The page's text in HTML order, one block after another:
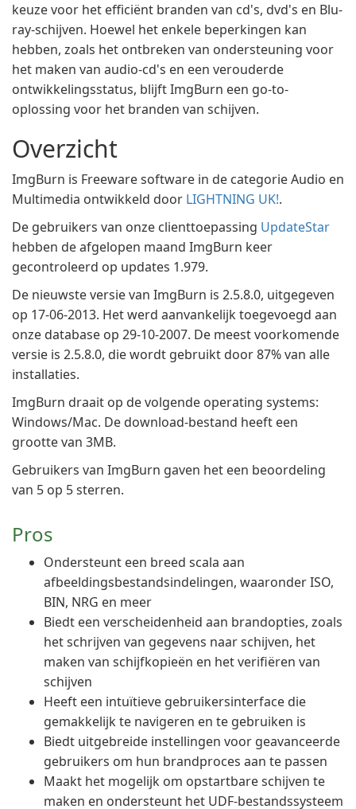
keuze voor het efficiënt branden van cd's, dvd's en Blu-
ray-schijven. Hoewel het enkele beperkingen kan
hebben, zoals het ontbreken van ondersteuning voor
het maken van audio-cd's en een verouderde
ontwikkelingsstatus, blijft ImgBurn een go-to-
oplossing voor het branden van schijven.
Overzicht
ImgBurn is Freeware software in de categorie Audio en
Multimedia ontwikkeld door LIGHTNING UK!.
De gebruikers van onze clienttoepassing UpdateStar
hebben de afgelopen maand ImgBurn keer
gecontroleerd op updates 1.979.
De nieuwste versie van ImgBurn is 2.5.8.0, uitgegeven
op 17-06-2013. Het werd aanvankelijk toegevoegd aan
onze database op 29-10-2007. De meest voorkomende
versie is 2.5.8.0, die wordt gebruikt door 87% van alle
installaties.
ImgBurn draait op de volgende operating systems:
Windows/Mac. De download-bestand heeft een
grootte van 3MB.
Gebruikers van ImgBurn gaven het een beoordeling
van 5 op 5 sterren.
Pros
Ondersteunt een breed scala aan
afbeeldingsbestandsindelingen, waaronder ISO,
BIN, NRG en meer
Biedt een verscheidenheid aan brandopties, zoals
het schrijven van gegevens naar schijven, het
maken van schijfkopieën en het verifiëren van
schijven
Heeft een intuïtieve gebruikersinterface die
gemakkelijk te navigeren en te gebruiken is
Biedt uitgebreide instellingen voor geavanceerde
gebruikers om hun brandproces aan te passen
Maakt het mogelijk om opstartbare schijven te
maken en ondersteunt het UDF-bestandssysteem